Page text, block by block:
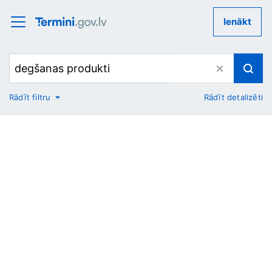
Ienākt
No
Rādīt filtru Rādīt detalizēti